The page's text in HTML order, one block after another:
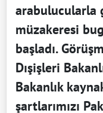
arabulucularla
müzakeresi
başladı.
Dışişleri
Bakanlık
şartlarımızı